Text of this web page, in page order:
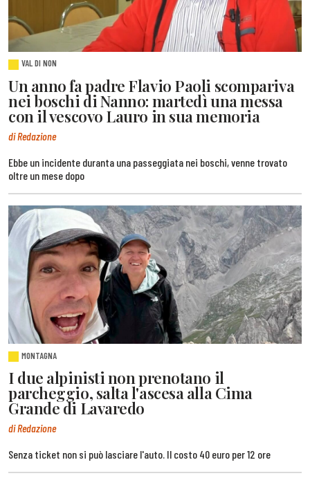
VAL DI NON
Un anno fa padre Flavio Paoli scompariva
nei boschi di Nanno: martedì una messa
con il vescovo Lauro in sua memoria
di Redazione
Ebbe un incidente duranta una passeggiata nei boschi, venne trovato
oltre un mese dopo
MONTAGNA
I due alpinisti non prenotano il
parcheggio, salta l'ascesa alla Cima
Grande di Lavaredo
di Redazione
Senza ticket non si può lasciare l'auto. Il costo 40 euro per 12 ore